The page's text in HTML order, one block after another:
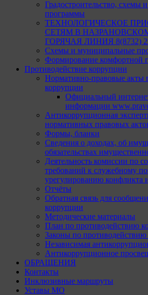
Градостроительство, схемы
программы
ТЕХНОЛОГИЧЕСКОЕ
СЕТЯМ В
ГОРЯЧАЯ ЛИНИЯ 8(8732)
Схемы и муниципальные
Формирование комфортной
Противодействие коррупции
Нормативно-правовые акты
коррупции
Официальный
информации
Антикоррупционная
нормативных правовых
Формы, бланки
Сведения о доходах, об
обязательствах
Деятельность комиссии по
требований к служебному
урегулированию конфликта
Отчёты
Обратная связь для
коррупции
Методические материалы
План по противодействию
Законы по
Независимая
Антикоррупционное
ОБРАЩЕНИЯ
Контакты
Инклюзивные маршруты
Уставы МО